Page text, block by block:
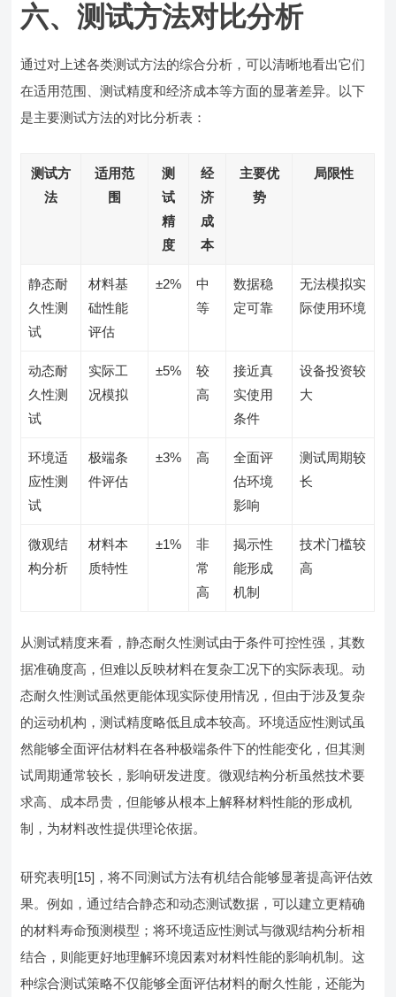
六、测试方法对比分析
通过对上述各类测试方法的综合分析，可以清晰地看出它们
在适用范围、测试精度和经济成本等方面的显著差异。以下
是主要测试方法的对比分析表：
测试方
法
适用范
围
测
试
精
度
经
济
成
本
主要优
势
局限性
静态耐
久性测
试
材料基
础性能
评估
±2%
中
等
数据稳
定可靠
无法模拟实
际使用环境
动态耐
久性测
试
实际工
况模拟
±5%
较
高
接近真
实使用
条件
设备投资较
大
环境适
应性测
试
极端条
件评估
±3% 高
全面评
估环境
影响
测试周期较
长
微观结
构分析
材料本
质特性
±1%
非
常
高
揭示性
能形成
机制
技术门槛较
高
从测试精度来看，静态耐久性测试由于条件可控性强，其数
据准确度高，但难以反映材料在复杂工况下的实际表现。动
态耐久性测试虽然更能体现实际使用情况，但由于涉及复杂
的运动机构，测试精度略低且成本较高。环境适应性测试虽
然能够全面评估材料在各种极端条件下的性能变化，但其测
试周期通常较长，影响研发进度。微观结构分析虽然技术要
求高、成本昂贵，但能够从根本上解释材料性能的形成机
制，为材料改性提供理论依据。
研究表明[15]，将不同测试方法有机结合能够显著提高评估效
果。例如，通过结合静态和动态测试数据，可以建立更精确
的材料寿命预测模型；将环境适应性测试与微观结构分析相
结合，则能更好地理解环境因素对材料性能的影响机制。这
种综合测试策略不仅能够全面评估材料的耐久性能，还能为